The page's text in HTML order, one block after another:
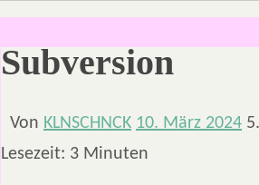
Subversion
Von KLNSCHNCK 10. März 2024
Lesezeit: 3 Minuten